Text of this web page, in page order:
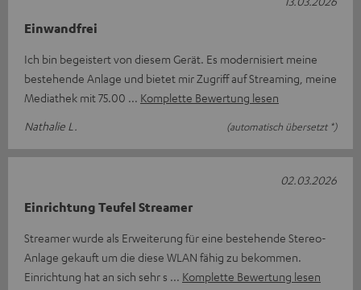
Einwandfrei
Ich bin begeistert von diesem Gerät. Es modernisiert meine
bestehende Anlage und bietet mir Zugriff auf Streaming, meine
Mediathek mit 75.00
Komplette Bewertung lesen
Nathalie L.
(automatisch übersetzt *)
Einrichtung Teufel Streamer
Streamer wurde als Erweiterung für eine bestehende Stereo-
Anlage gekauft um die diese WLAN fähig zu bekommen.
Einrichtung hat an sich sehr s
Komplette Bewertung lesen
02.03.2026